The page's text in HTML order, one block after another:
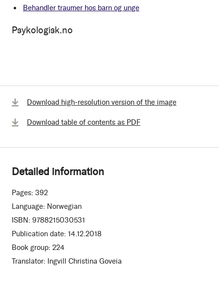
Behandler traumer hos barn og unge
Psykologisk.no
Download high-resolution version of the image
Download table of contents as PDF
Detailed information
Pages: 392
Language: Norwegian
ISBN: 9788215030531
Publication date: 14.12.2018
Book group: 224
Translator: Ingvill Christina Goveia